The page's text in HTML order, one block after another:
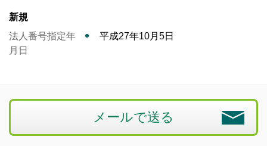
新規
法人番号指定年
月日
平成27年10月5日
メールで送る